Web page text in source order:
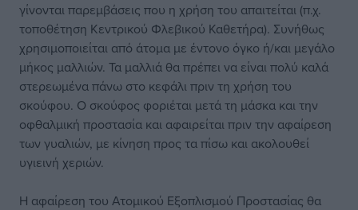
γίνονται παρεμβάσεις που η χρήση του απαιτείται (π.χ.
τοποθέτηση Κεντρικού Φλεβικού Καθετήρα). Συνήθως
χρησιμοποιείται από άτομα με έντονο όγκο ή/και μεγάλο
μήκος μαλλιών. Τα μαλλιά θα πρέπει να είναι πολύ καλά
στερεωμένα πάνω στο κεφάλι πριν τη χρήση του
σκούφου. Ο σκούφος φοριέται μετά τη μάσκα και την
οφθαλμική προστασία και αφαιρείται πριν την αφαίρεση
των γυαλιών, με κίνηση προς τα πίσω και ακολουθεί
υγιεινή χεριών.
Η αφαίρεση του Ατομικού Εξοπλισμού Προστασίας θα